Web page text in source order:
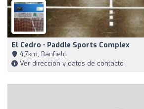
El Cedro • Paddle Sports Complex
4,7km, Banfield
Ver dirección y datos de contacto